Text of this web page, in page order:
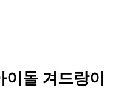
이돌 겨드랑이